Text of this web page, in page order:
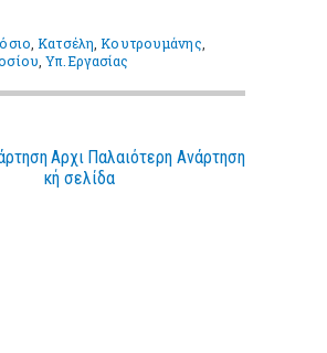
,Κατσέλη ,Κουτρουμάνης
,Υπ.Εργασίας
Παλαιότερη Ανάρτηση
Αρχι
κή σελίδα